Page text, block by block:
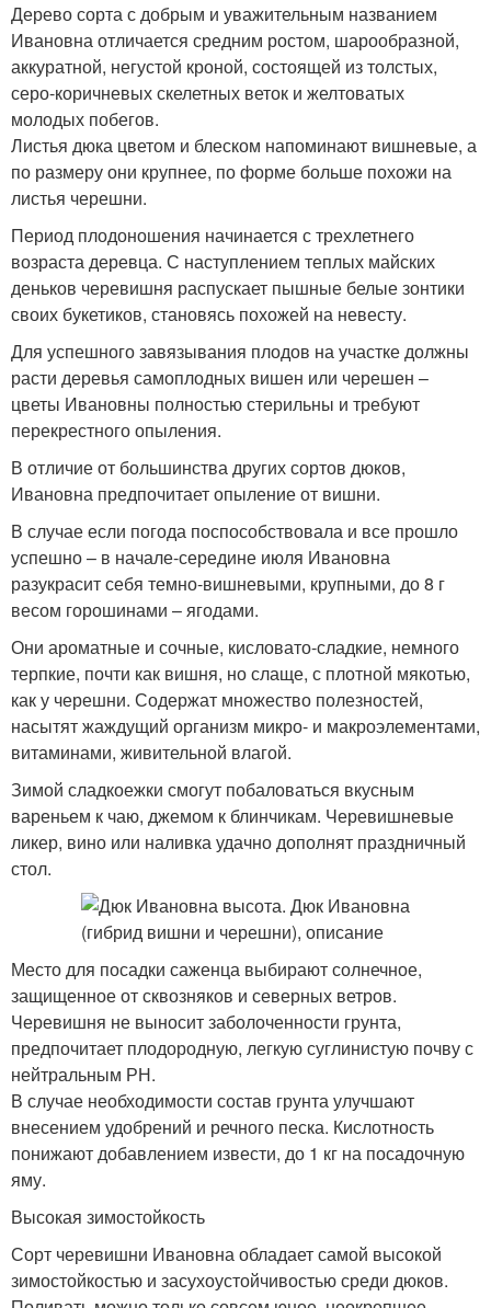
Дерево сорта с добрым и уважительным названием
Ивановна отличается средним ростом, шарообразной,
аккуратной, негустой кроной, состоящей из толстых,
серо-коричневых скелетных веток и желтоватых
молодых побегов.
Листья дюка цветом и блеском напоминают вишневые, а
по размеру они крупнее, по форме больше похожи на
листья черешни.
Период плодоношения начинается с трехлетнего
возраста деревца. С наступлением теплых майских
деньков черевишня распускает пышные белые зонтики
своих букетиков, становясь похожей на невесту.
Для успешного завязывания плодов на участке должны
расти деревья самоплодных вишен или черешен –
цветы Ивановны полностью стерильны и требуют
перекрестного опыления.
В отличие от большинства других сортов дюков,
Ивановна предпочитает опыление от вишни.
В случае если погода поспособствовала и все прошло
успешно – в начале-середине июля Ивановна
разукрасит себя темно-вишневыми, крупными, до 8 г
весом горошинами – ягодами.
Они ароматные и сочные, кисловато-сладкие, немного
терпкие, почти как вишня, но слаще, с плотной мякотью,
как у черешни. Содержат множество полезностей,
насытят жаждущий организм микро- и макроэлементами,
витаминами, живительной влагой.
Зимой сладкоежки смогут побаловаться вкусным
вареньем к чаю, джемом к блинчикам. Черевишневые
ликер, вино или наливка удачно дополнят праздничный
стол.
Место для посадки саженца выбирают солнечное,
защищенное от сквозняков и северных ветров.
Черевишня не выносит заболоченности грунта,
предпочитает плодородную, легкую суглинистую почву с
нейтральным РН.
В случае необходимости состав грунта улучшают
внесением удобрений и речного песка. Кислотность
понижают добавлением извести, до 1 кг на посадочную
яму.
Высокая зимостойкость
Сорт черевишни Ивановна обладает самой высокой
зимостойкостью и засухоустойчивостью среди дюков.